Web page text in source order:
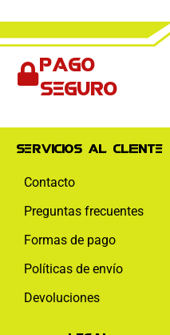
Pago
seguro
Servicios al cliente
Contacto
Preguntas frecuentes
Formas de pago
Políticas de envío
Devoluciones